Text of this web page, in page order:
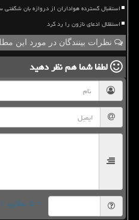
استقبال گسترده هواداران از دروازه بان شگفتی
استقلال ادعای نازون را رد کرد
نظرات بینندگان در مورد این
لطفا شما همنظر دهید
= ۵ بعلاوه ۱